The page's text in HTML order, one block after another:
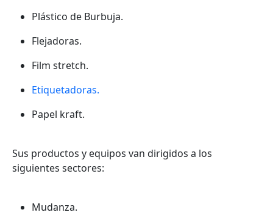
Plástico de Burbuja.
Flejadoras.
Film stretch.
Etiquetadoras.
Papel kraft.
Sus productos y equipos van dirigidos a los
siguientes sectores:
Mudanza.